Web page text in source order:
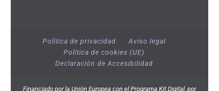
Política de privacidad
Aviso legal
Política de cookies (UE)
Declaración de Accesibilidad
Financiado por la Unión Europea con el Programa Kit Digital, por